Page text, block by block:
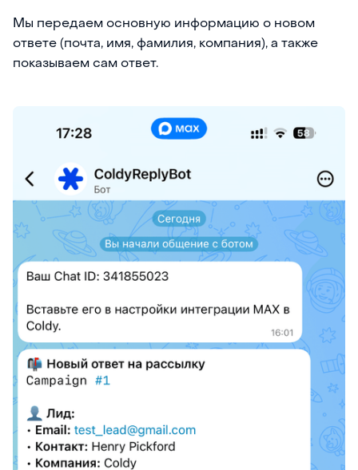
Мы передаем основную информацию о новом
ответе (почта, имя, фамилия, компания), а также
показываем сам ответ.